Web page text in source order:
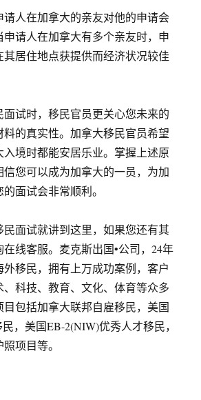
人在加拿大的亲友对他的申请会
请人在加拿大有多个亲友时，申
居住地点获提供而经济状况较佳
试时，移民官员更关心您未来的
的真实性。加拿大移民官员希望
境时都能安居乐业。掌握上述原
您可以成为加拿大的一员，为加
面试会非常顺利。
面试就讲到这里，如果您还有其
线客服。麦克斯出国•公司，24年
移民，拥有上万成功案例，客户
科技、教育、文化、体育等众多
包括加拿大联邦自雇移民，美国
，美国EB-2(NIW)优秀人才移民，
项目等。